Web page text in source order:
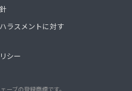
ラスメントに対す
シー
ーブの登録商標です。